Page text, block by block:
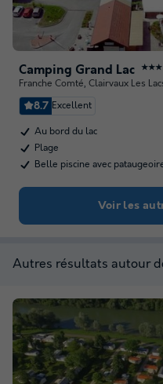
Camping Grand Lac ★★★
Franche Comté, Clairvaux Les
8.7 Excellent
Au bord du lac
Plage
Belle piscine avec
Voir les
Autres résultats autour